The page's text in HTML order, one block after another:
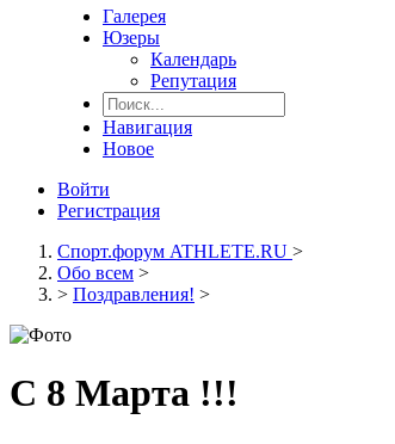
Галерея
Юзеры
Календарь
Репутация
Навигация
Новое
Войти
Регистрация
Спорт.форум ATHLETE.RU >
Обо всем >
> Поздравления! >
С 8 Марта !!!